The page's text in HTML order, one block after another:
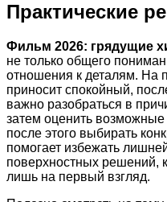
Практические
Фильм 2026: грядущие
не только общего
отношения к деталям. На
приносит спокойный,
важно разобраться в
затем оценить
после этого выбирать
помогает избежать
поверхностных решений,
лишь на первый взгляд.